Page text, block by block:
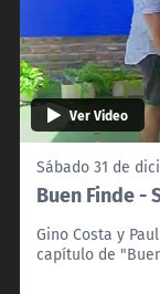
Ver Video
Sábado 31 de
Buen Finde -
Gino Costa y
capítulo de